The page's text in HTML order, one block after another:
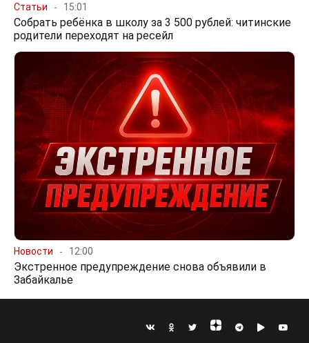
Статьи 15:01
Собрать ребёнка в школу за 3 500 рублей: читинские
родители переходят на ресейл
Новости 12:00
Экстренное предупреждение снова объявили в
Забайкалье